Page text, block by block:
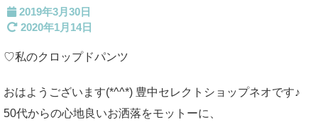
2019年3月30日
2020年1月14日
♡私のクロップドパンツ
おはようございます(*^^*) 豊中セレクトショップネオです♪
50代からの心地良いお洒落をモットーに、